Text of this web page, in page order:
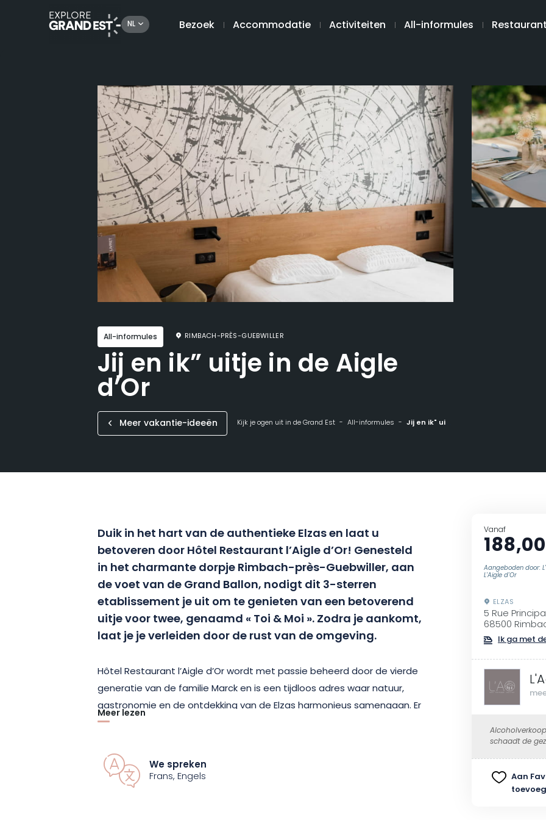
NL Bezoek Accommodatie Activiteiten All-informules
All-informules RIMBACH-PRÈS-GUEBWILLER
Jij en ik” uitje in de Aigle
d’Or
Meer vakantie-ideeën Kijk je ogen uit in de Grand Est All-informules Jij en ik" uitje in de Aigle d'Or
Duik in het hart van de authentieke Elzas en laat u
betoveren door Hôtel Restaurant l’Aigle d’Or! Genesteld
in het charmante dorpje Rimbach-près-Guebwiller, aan
de voet van de Grand Ballon, nodigt dit 3-sterren
etablissement je uit om te genieten van een betoverend
uitje voor twee, genaamd « Toi & Moi ». Zodra je aankomt,
laat je je verleiden door de rust van de omgeving.
Hôtel Restaurant l’Aigle d’Or wordt met passie beheerd door de vierde
generatie van de familie Marck en is een tijdloos adres waar natuur,
gastronomie en de ontdekking van de Elzas harmonieus samengaan. Er
wacht u een ontspannend en heerlijk verblijf in deze oase van familiale
De 15 kamers van het hotel, allemaal met zorg ingericht, beloven een
gezellige en comfortabele nachtrust. Uitgerust met moderne en
Meer lezen
We spreken
Frans, Engels
Vanaf
Aangeboden door:
L'Aigle d'Or
ELZAS
5 Rue
68500
Ik ga met
schaadt de
Aan